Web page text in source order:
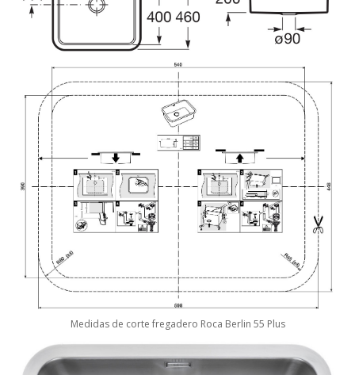
Medidas de corte fregadero Roca Berlin 55 Plus